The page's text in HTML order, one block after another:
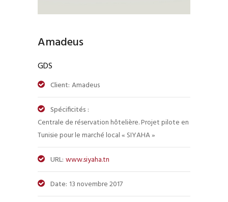
Amadeus
GDS
Client: Amadeus
Spécificités :
Centrale de réservation hôtelière. Projet pilote en
Tunisie pour le marché local « SIYAHA »
URL: www.siyaha.tn
Date: 13 novembre 2017